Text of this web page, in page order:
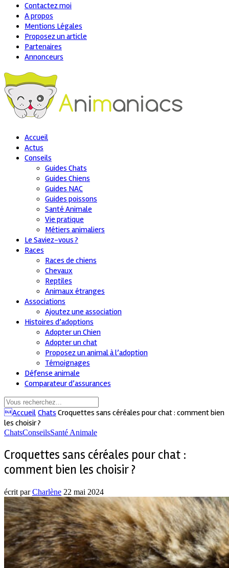
Contactez moi
A propos
Mentions Légales
Proposez un article
Partenaires
Annonceurs
Accueil
Actus
Conseils
Guides Chats
Guides Chiens
Guides NAC
Guides poissons
Santé Animale
Vie pratique
Métiers animaliers
Le Saviez-vous ?
Races
Races de chiens
Chevaux
Reptiles
Animaux étranges
Associations
Ajoutez une association
Histoires d’adoptions
Adopter un Chien
Adopter un chat
Proposez un animal à l’adoption
Témoignages
Défense animale
Comparateur d’assurances
Accueil Chats Croquettes sans céréales pour chat : comment bien
les choisir ?
ChatsConseilsSanté Animale
Croquettes sans céréales pour chat :
comment bien les choisir ?
écrit parCharlène 22 mai 2024